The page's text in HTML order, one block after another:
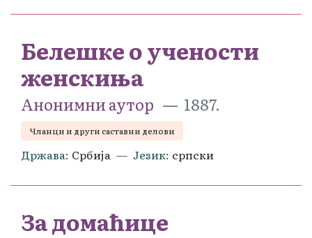
Белешке о учености
женскиња
Анонимни аутор 1887.
Чланци и други саставни делови
Држава Србија Језик српски
За домаћице